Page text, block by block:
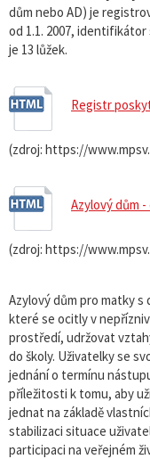
dům nebo AD) je
od 1.1. 2007, identifikátor
je 13 lůžek.
Registr
(zdroj: https://
Azylový dům
(zdroj: https://
Azylový dům pro matky s
které se ocitly v
prostředí, udržovat
do školy. Uživatelky se
jednání o termínu
příležitosti k tomu, aby
jednat na základě
stabilizaci situace
participaci na veřejném